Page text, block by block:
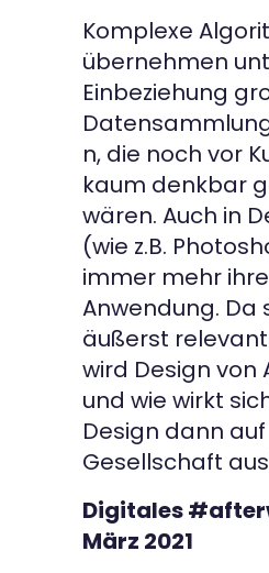
Komplexe
übernehmen
Einbeziehung
n, die noch vor
kaum denkbar
wären. Auch in
(wie z.B.
immer mehr ihre
Anwendung. Da
äußerst
wird Design von
und wie wirkt
Design dann
Gesellschaft
Digitales
März 2021